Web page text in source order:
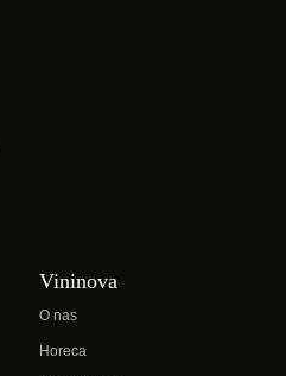
Vininova
O nas
Horeca